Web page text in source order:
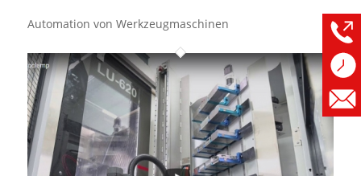
Automation von Werkzeugmaschinen